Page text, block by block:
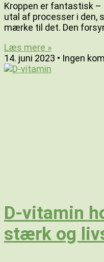
Kroppen er fantastisk
utal af processer i den,
mærke til det. Den
Læs mere »
14. juni 2023
Ingen
D-vitamin
stærk og